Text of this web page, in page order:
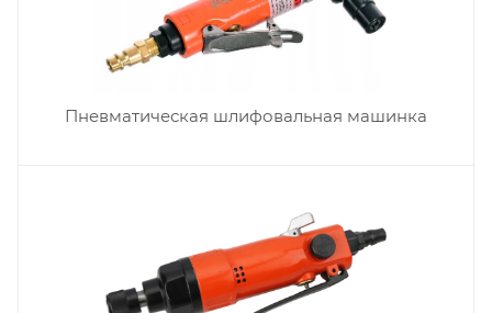
Пневматическая шлифовальная машинка